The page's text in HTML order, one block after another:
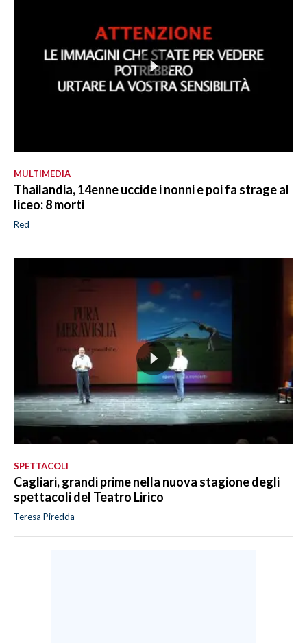
MULTIMEDIA
Thailandia, 14enne uccide i nonni e poi fa strage al
liceo: 8 morti
Red
SPETTACOLI
Cagliari, grandi prime nella nuova stagione degli
spettacoli del Teatro Lirico
Teresa Piredda